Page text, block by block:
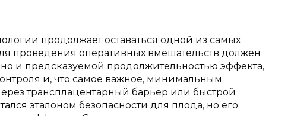
продолжает оставаться одной из самых
проведения оперативных вмешательств должен
и предсказуемой продолжительностью эффекта,
и, что самое важное, минимальным
трансплацентарный барьер или быстрой
эталоном безопасности для плода, но его